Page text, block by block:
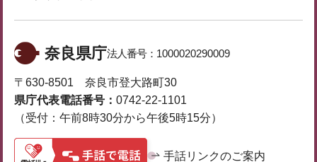
奈良県庁法人番号： 1000020290009
〒630-8501 奈良市登大路町30
県庁代表電話番号： 0742-22-1101
（受付：午前8時30分から午後5時15分）
手話リンクのご案内